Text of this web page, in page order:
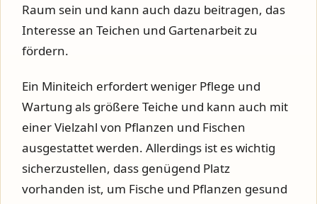
Raum sein und kann auch dazu beitragen, das
Interesse an Teichen und Gartenarbeit zu
fördern.
Ein Miniteich erfordert weniger Pflege und
Wartung als größere Teiche und kann auch mit
einer Vielzahl von Pflanzen und Fischen
ausgestattet werden. Allerdings ist es wichtig
sicherzustellen, dass genügend Platz
vorhanden ist, um Fische und Pflanzen gesund